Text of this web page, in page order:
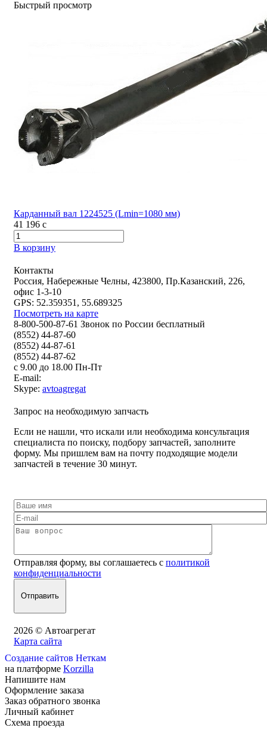
Быстрый просмотр
Карданный вал 1224525 (Lmin=1080 мм)
41 196 c
В корзину
Контакты
Россия, Набережные Челны, 423800, Пр.Казанский, 226,
офис 1-3-10
GPS: 52.359351, 55.689325
Посмотреть на карте
8-800-500-87-61 Звонок по России бесплатный
(8552) 44-87-60
(8552) 44-87-61
(8552) 44-87-62
с 9.00 до 18.00 Пн-Пт
E-mail:
Skype: avtoagregat
Запрос на необходимую запчасть
Если не нашли, что искали или необходима консультация
специалиста по поиску, подбору запчастей, заполните
форму. Мы пришлем вам на почту подходящие модели
запчастей в течение 30 минут.
Отправляя форму, вы соглашаетесь с политикой
конфиденциальности
2026 © Автоагрегат
Карта сайта
Создание сайтов Неткам
на платформе Korzilla
Напишите нам
Оформление заказа
Заказ обратного звонка
Личный кабинет
Схема проезда